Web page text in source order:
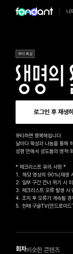
나
큐티·묵상
로그인 후 재생
큐티하면 행복해집니다.
날마다 묵상과 나눔을 통해
성령 안에서 성도들의 영적
* 체크리스트 유의 사항 *
1.  해당 영상의 90%(재생
2. 일부 구간 건너 뛰기 시
3. 체크리스트 오류 발생 시
4. 조치 후 오류가 계속될 경
5. 현재 구글TV(안드로이
회차비슷한 콘텐츠